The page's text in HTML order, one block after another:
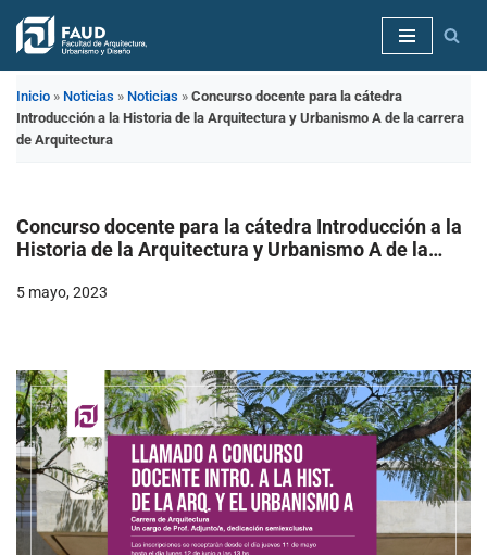
Saltar
contenido
Inicio » Noticias » Noticias » Concurso docente para la cátedra
Introducción a la Historia de la Arquitectura y Urbanismo A de la carrera
de Arquitectura
Concurso docente para la cátedra Introducción a la
Historia de la Arquitectura y Urbanismo A de la
5 mayo, 2023